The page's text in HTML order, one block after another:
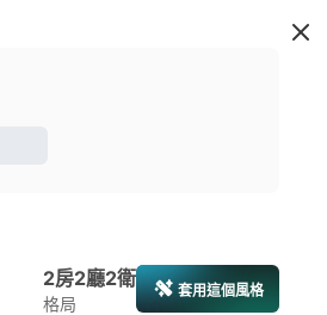
2房2廳2衛
格局
套用這個風格